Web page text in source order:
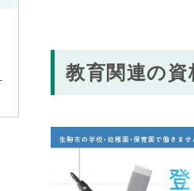
教育関連の